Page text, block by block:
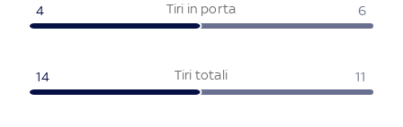
Tiri in porta
4 6
Tiri totali
14 11